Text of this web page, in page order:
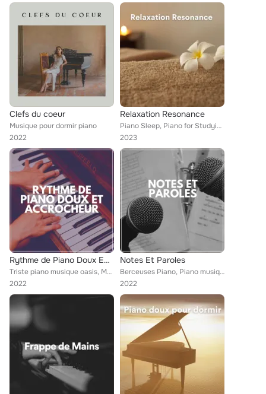
Clefs du coeur
Musique pour dormir piano
2022
Relaxation Resonance
Piano Sleep, Piano for Studying, Musique pour dormir piano
2023
Rythme de Piano Doux ET Accrocheur
Triste piano musique oasis, Musique pour dormir piano, Musique Triste Piano
2022
Notes Et Paroles
Berceuses Piano, Piano musique académie pour bébé, Musique pour dormir piano
2022